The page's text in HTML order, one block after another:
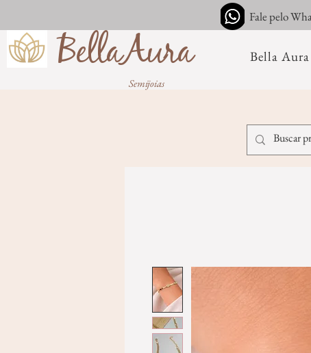
Fale pelo
BellaAura Bella
Semijoias